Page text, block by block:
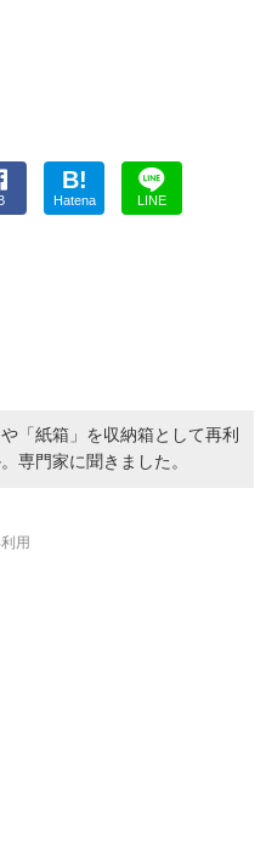
B!
Hatena LINE
「紙箱」を収納箱として再利
専門家に聞きました。
用